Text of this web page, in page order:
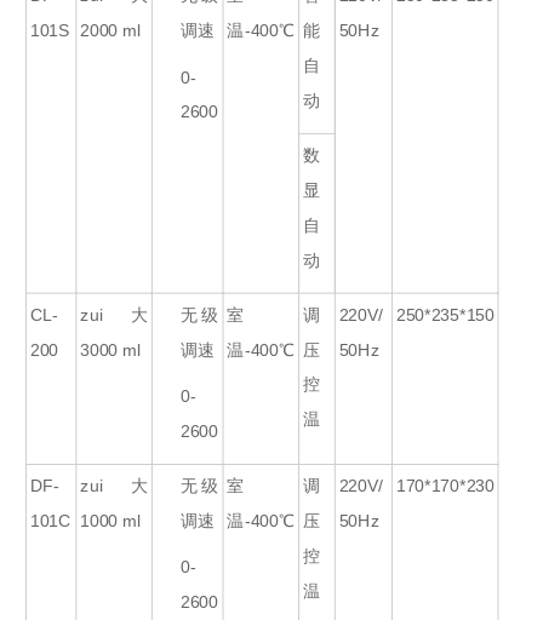
101S 2000 ml 调速
0-
2600
温-400℃ 能
自
动
50Hz
数
显
自
动
CL-
200
zui大
3000 ml
无级
调速
0-
2600
室
温-400℃
调
压
控
温
220V/
50Hz
250*235*150
DF-
101C
zui大
1000 ml
无级
调速
0-
2600
室
温-400℃
调
压
控
温
220V/
50Hz
170*170*230